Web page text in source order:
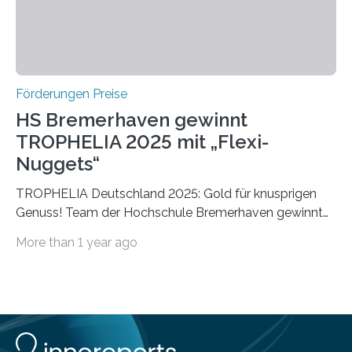
Förderungen Preise
HS Bremerhaven gewinnt
TROPHELIA 2025 mit „Flexi-
Nuggets“
TROPHELIA Deutschland 2025: Gold für knusprigen
Genuss! Team der Hochschule Bremerhaven gewinnt
ECOTROPHELIAMit der Produktidee “Flexi-Nuggets”
Studierende der Lebensmittelwissenschaften und
wurde zum 16. Mal durch den Forschungskreis der
More than 1 year ago